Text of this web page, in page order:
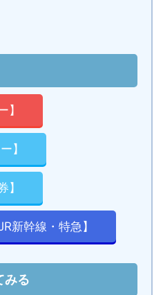
】
】
】
新幹線・特急】
みる